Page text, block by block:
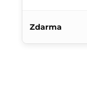
Zdarma